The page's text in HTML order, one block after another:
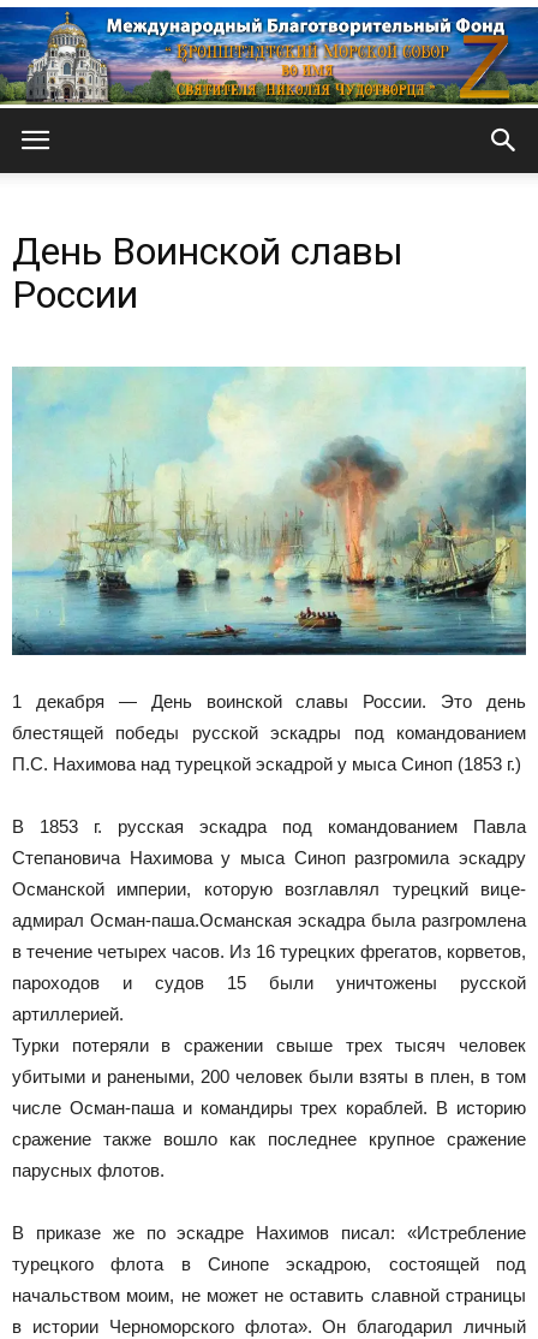
Морской
собор
День Воинской славы
России
1 декабря — День воинской славы России. Это день
блестящей победы русской эскадры под командованием
П.С. Нахимова над турецкой эскадрой у мыса Синоп (1853 г.)
В 1853 г. русская эскадра под командованием Павла
Степановича Нахимова у мыса Синоп разгромила эскадру
Османской империи, которую возглавлял турецкий вице-
адмирал Осман-паша.Османская эскадра была разгромлена
в течение четырех часов. Из 16 турецких фрегатов, корветов,
пароходов и судов 15 были уничтожены русской
артиллерией.
Турки потеряли в сражении свыше трех тысяч человек
убитыми и ранеными, 200 человек были взяты в плен, в том
числе Осман-паша и командиры трех кораблей. В историю
сражение также вошло как последнее крупное сражение
парусных флотов.
В приказе же по эскадре Нахимов писал: «Истребление
турецкого флота в Синопе эскадрою, состоящей под
начальством моим, не может не оставить славной страницы
в истории Черноморского флота». Он благодарил личный